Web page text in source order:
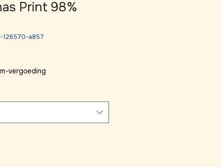
Print 98%
126570-a857
vergoeding